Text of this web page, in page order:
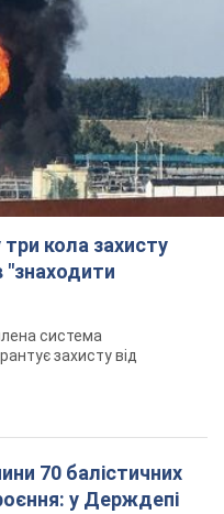
кола захисту
система
захисту від
70 балістичних
у Держдепі
Конгрес
містах України 24-й
на підтримку